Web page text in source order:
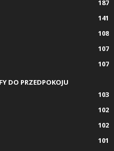
187
141
108
107
107
DO PRZEDPOKOJU
103
102
102
101